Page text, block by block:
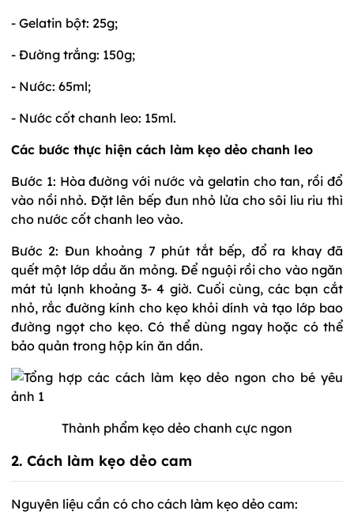
- Gelatin bột: 25g;
- Đường trắng: 150g;
- Nước: 65ml;
- Nước cốt chanh leo: 15ml.
Các bước thực hiện cách làm kẹo dẻo chanh leo
Bước 1: Hòa đường với nước và gelatin cho tan, rồi đổ
vào nồi nhỏ. Đặt lên bếp đun nhỏ lửa cho sôi liu riu thì
cho nước cốt chanh leo vào.
Bước 2: Đun khoảng 7 phút tắt bếp, đổ ra khay đã
quết một lớp dầu ăn mỏng. Để nguội rồi cho vào ngăn
mát tủ lạnh khoảng 3- 4 giờ. Cuối cùng, các bạn cắt
nhỏ, rắc đường kính cho kẹo khỏi dính và tạo lớp bao
đường ngọt cho kẹo. Có thể dùng ngay hoặc có thể
bảo quản trong hộp kín ăn dần.
Thành phẩm kẹo dẻo chanh cực ngon
2. Cách làm kẹo dẻo cam
Nguyên liệu cần có cho cách làm kẹo dẻo cam: